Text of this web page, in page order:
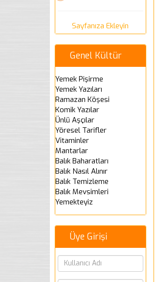
Sayfanıza Ekleyin
Genel Kültür
Yemek Pişirme
Yemek Yazıları
Ramazan Köşesi
Komik Yazılar
Ünlü Aşçılar
Yöresel Tarifler
Vitaminler
Mantarlar
Balık Baharatları
Balık Nasıl Alınır
Balık Temizleme
Balık Mevsimleri
Yemekteyiz
Üye Girişi